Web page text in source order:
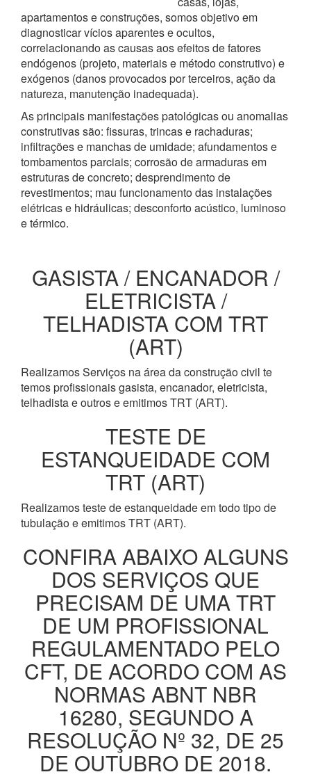
apartamentos e construções, somos objetivo em
diagnosticar vícios aparentes e ocultos,
correlacionando as causas aos efeitos de fatores
endógenos (projeto, materiais e método construtivo) e
exógenos (danos provocados por terceiros, ação da
natureza, manutenção inadequada).
As principais manifestações patológicas ou anomalias
construtivas são: fissuras, trincas e rachaduras;
infiltrações e manchas de umidade; afundamentos e
tombamentos parciais; corrosão de armaduras em
estruturas de concreto; desprendimento de
revestimentos; mau funcionamento das instalações
elétricas e hidráulicas; desconforto acústico, luminoso
e térmico.
GASISTA / ENCANADOR /
ELETRICISTA /
TELHADISTA COM TRT
(ART)
Realizamos Serviços na área da construção civil te
temos profissionais gasista, encanador, eletricista,
telhadista e outros e emitimos TRT (ART).
TESTE DE
ESTANQUEIDADE COM
TRT (ART)
Realizamos teste de estanqueidade em todo tipo de
tubulação e emitimos TRT (ART).
CONFIRA ABAIXO ALGUNS
DOS SERVIÇOS QUE
PRECISAM DE UMA TRT
DE UM PROFISSIONAL
REGULAMENTADO PELO
CFT, DE ACORDO COM AS
NORMAS ABNT NBR
16280, SEGUNDO A
RESOLUÇÃO Nº 32, DE 25
DE OUTUBRO DE 2018.